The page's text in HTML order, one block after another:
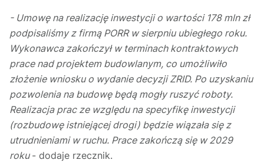
- Umowę na realizację inwestycji o wartości 178 mln zł
podpisaliśmy z firmą PORR w sierpniu ubiegłego roku.
Wykonawca zakończył w terminach kontraktowych
prace nad projektem budowlanym, co umożliwiło
złożenie wniosku o wydanie decyzji ZRID. Po uzyskaniu
pozwolenia na budowę będą mogły ruszyć roboty.
Realizacja prac ze względu na specyfikę inwestycji
(rozbudowę istniejącej drogi) będzie wiązała się z
utrudnieniami w ruchu. Prace zakończą się w 2029
roku - dodaje rzecznik.